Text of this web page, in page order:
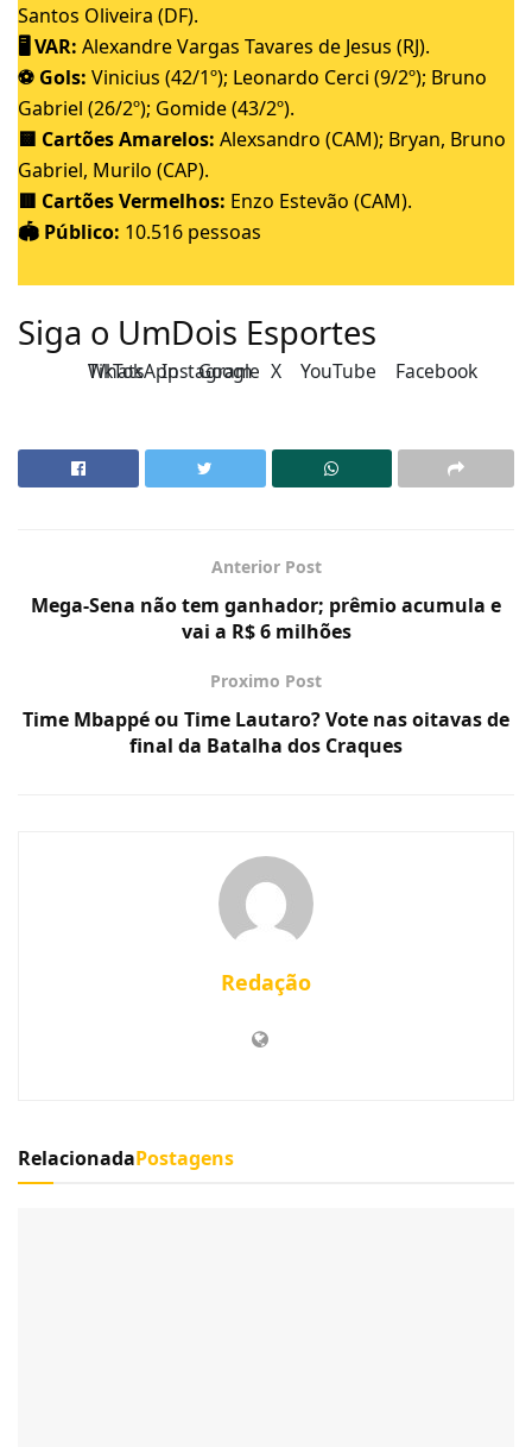
Santos Oliveira (DF).
🖥️ VAR: Alexandre Vargas Tavares de Jesus (RJ).
⚽ Gols: Vinicius (42/1º); Leonardo Cerci (9/2º); Bruno
Gabriel (26/2º); Gomide (43/2º).
🟨 Cartões Amarelos: Alexsandro (CAM); Bryan, Bruno
Gabriel, Murilo (CAP).
🟥 Cartões Vermelhos: Enzo Estevão (CAM).
🏟️ Público: 10.516 pessoas
Siga o UmDois Esportes
TikTok Instagram X YouTube Facebook
WhatsApp Google
Anterior Post
Mega-Sena não tem ganhador; prêmio acumula e
vai a R$ 6 milhões
Proximo Post
Time Mbappé ou Time Lautaro? Vote nas oitavas de
final da Batalha dos Craques
Redação
RelacionadaPostagens